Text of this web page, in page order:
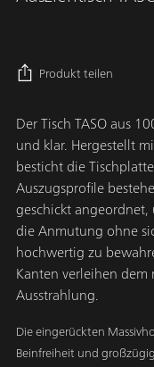
Produkt teilen
Der Tisch TASO aus
und klar. Hergestellt
besticht die
Auszugsprofile
geschickt angeordnet,
die Anmutung ohne
hochwertig zu
Kanten verleihen dem
Ausstrahlung.
Die eingerückten
Beinfreiheit und